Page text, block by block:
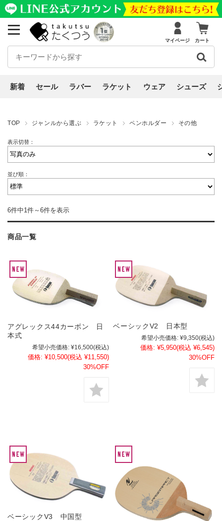
マイページ カート
新着 セール ラバー ラケット ウェア シューズ
TOP ジャンルから選ぶ ラケット ペンホルダー その他
表示切替：
並び順：
6件中1件～6件を表示
商品一覧
アグレックス44カーボン 日
本式
希望小売価格: ¥16,500(税込)
価格: ¥10,500(税込 ¥11,550)
30%OFF
ベーシックV2 日本型
希望小売価格: ¥9,350(税込)
価格: ¥5,950(税込 ¥6,545)
30%OFF
ベーシックV3 中国型